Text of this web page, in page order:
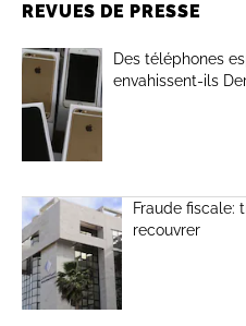
REVUES DE PRESSE
Des téléphones
envahissent-ils
Fraude fiscale:
recouvrer